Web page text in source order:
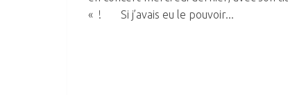
« ! Si j’avais eu le pouvoir...